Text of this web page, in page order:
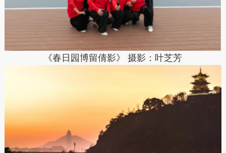
《春日园博留倩影》 摄影： 叶芝芳